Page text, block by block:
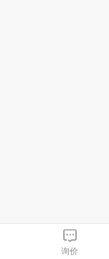
询价